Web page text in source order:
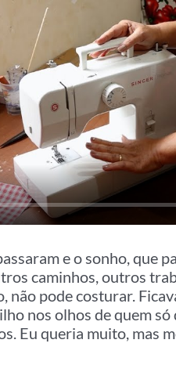
e o sonho, que
caminhos, outros
não pode costurar.
nos olhos de quem
Eu queria muito, mas